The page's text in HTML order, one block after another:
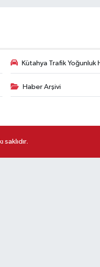
Kütahya Trafik Yoğunluk
Haber Arşivi